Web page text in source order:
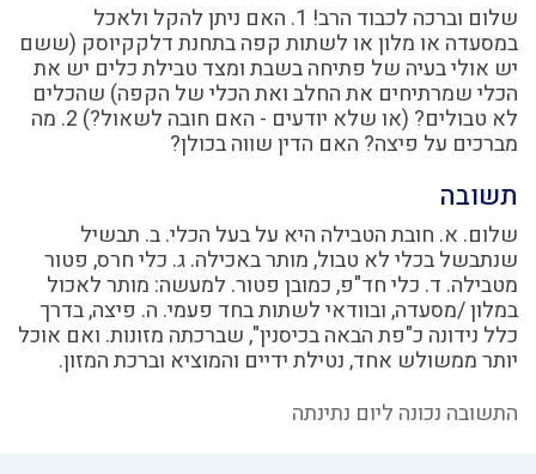
שלום וברכה לכבוד הרב! 1. האם ניתן להקל ולאכל
במסעדה או מלון או לשתות קפה בתחנת דלקקיוסק (ששם
יש אולי בעיה של פתיחה בשבת ומצד טבילת כלים יש את
הכלי שמרתיחים את החלב ואת הכלי של הקפה) שהכלים
לא טבולים? (או שלא יודעים - האם חובה לשאול?) 2. מה
מברכים על פיצה? האם הדין שווה בכולן?
תשובה
שלום. א. חובת הטבילה היא על בעל הכלי. ב. תבשיל
שנתבשל בכלי לא טבול, מותר באכילה. ג. כלי חרס, פטור
מטבילה. ד. כלי חד"פ, כמובן פטור. למעשה: מותר לאכול
במלון /מסעדה, ובוודאי לשתות בחד פעמי. ה. פיצה, בדרך
כלל נידונה כ"פת הבאה בכיסנין", שברכתה מזונות. ואם אוכל
יותר ממשולש אחד, נטילת ידיים והמוציא וברכת המזון.
התשובה נכונה ליום נתינתה